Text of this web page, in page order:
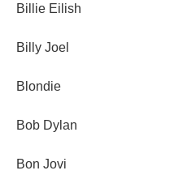
Billie Eilish
Billy Joel
Blondie
Bob Dylan
Bon Jovi